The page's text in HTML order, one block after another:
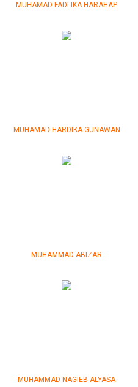
MUHAMAD FADLIKA HARAHAP
MUHAMAD HARDIKA GUNAWAN
MUHAMMAD ABIZAR
MUHAMMAD NAGIEB ALYASA